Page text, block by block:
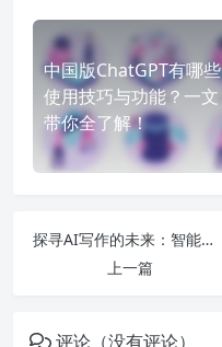
中国版ChatGPT有哪些
使用技巧与功能？一文
带你全了解！
探寻AI写作的未来：智能写作助手与创作自由的无限可能
上一篇
评论（没有评论）